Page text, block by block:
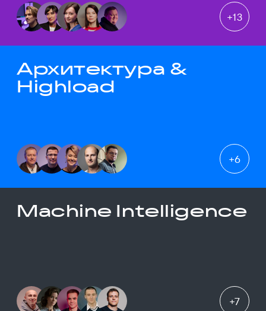
+13
Архитектура &
Highload
+6
Machine Intelligence
+7